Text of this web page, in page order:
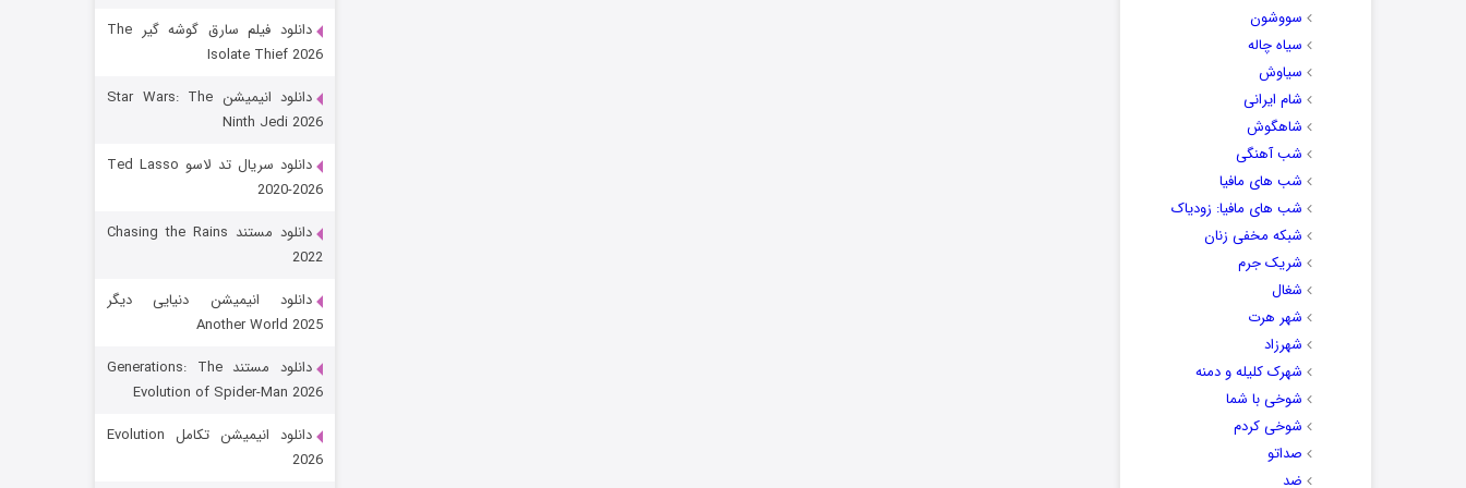
سووشون
سیاه چاله
سیاوش
شام ایرانی
شاهگوش
شب آهنگی
شب های مافیا
شب های مافیا: زودیاک
شبکه مخفی زنان
شریک جرم
شغال
شهر هرت
شهرزاد
شهرک کلیله و دمنه
شوخی با شما
شوخی کردم
صداتو
ضد
رویایی برای تو
قسمت
دانلود فیلم سارق گوشه گیر The
Isolate Thief 2026
دانلود انیمیشن Star Wars: The
Ninth Jedi 2026
دانلود سریال تد لاسو Ted Lasso
2020-2026
دانلود مستند Chasing the Rains
2022
دانلود انیمیشن دنیایی دیگر
Another World 2025
دانلود مستند Generations: The
Evolution of Spider-Man 2026
دانلود انیمیشن تکامل Evolution
2026